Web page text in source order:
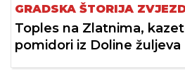
GRADSKA ŠTORIJA
Toples na Zlatnima,
pomidori iz Doline žuljeva